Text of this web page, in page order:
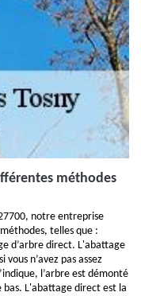
méthodes
notre entreprise
telles que :
d’arbre direct. L'abattage
n’avez pas assez
l’arbre est démonté
L'abattage direct est la